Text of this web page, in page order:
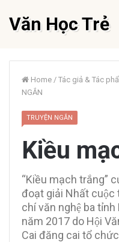
Văn Học Trẻ
Home / Tác giả & Tác
NGẮN
TRUYỆN NGẮN
Kiều
“Kiều mạch trắng”
đoạt giải Nhất cuộc
chí văn nghệ ba tỉnh
năm 2017 do Hội
Cai đăng cai tổ chức